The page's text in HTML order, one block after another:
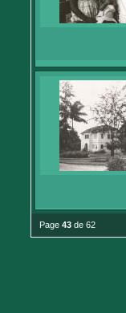
Page 43 de 62